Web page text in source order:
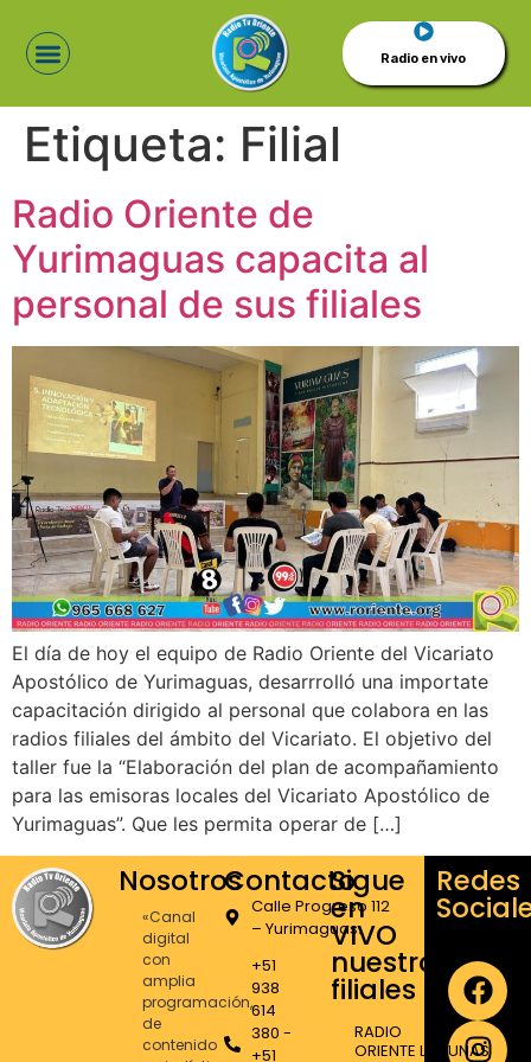
Radio en vivo
Etiqueta: Filial
Radio Oriente de
Yurimaguas capacita al
personal de sus filiales
El día de hoy el equipo de Radio Oriente del Vicariato
Apostólico de Yurimaguas, desarrrolló una importate
capacitación dirigido al personal que colabora en las
radios filiales del ámbito del Vicariato. El objetivo del
taller fue la “Elaboración del plan de acompañamiento
para las emisoras locales del Vicariato Apostólico de
Yurimaguas”. Que les permita operar de […]
Nosotros
«Canal
digital
con
amplia
programación,
de
contenido
Contacto
Calle Progreso 112
– Yurimaguas.
+51
938
614
380 -
+51
Sigue
en
VIVO
nuestras
filiales
RADIO
ORIENTE LAGUNAS
Redes